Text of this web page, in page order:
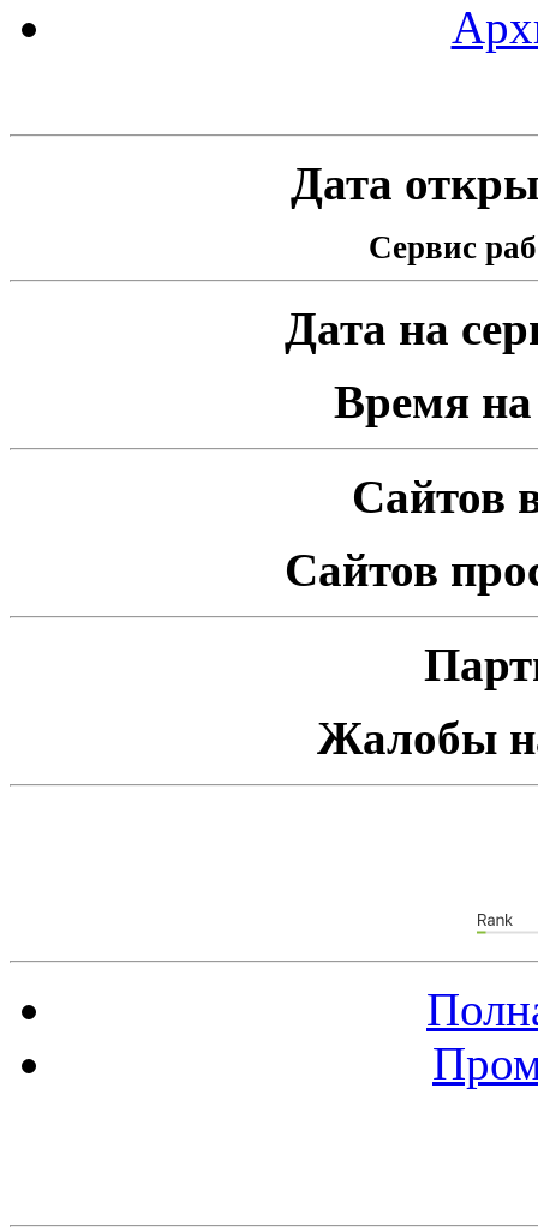
Дата
Сервис
Дата на
Время на
Сайтов
Сайтов
Жалобы